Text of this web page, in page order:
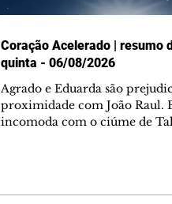
Coração Acelerado | resumo
quinta - 06/08/2026
Agrado e Eduarda são
proximidade com João Raul.
incomoda com o ciúme de